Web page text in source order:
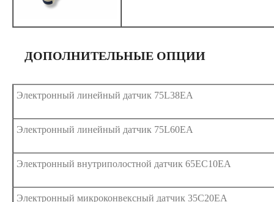
ДОПОЛНИТЕЛЬНЫЕ ОПЦИИ
Электронный линейный датчик 75L38EA
Электронный линейный датчик 75L60EA
Электронный внутриполостной датчик 65EC10EA
Электронный микроконвексный датчик 35C20EA